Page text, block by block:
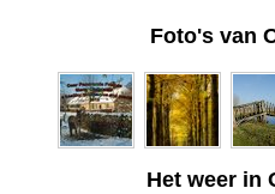
Foto's van
Het weer in